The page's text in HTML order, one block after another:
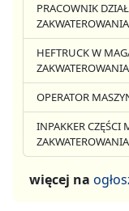
PRACOWNIK
HEFTRUCK W
OPERATOR
INPAKKER CZĘŚCI
więcej na